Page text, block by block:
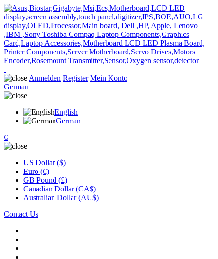
Anmelden Register Mein Konto
German
English
German
€
US Dollar ($)
Euro (€)
GB Pound (£)
Canadian Dollar (CA$)
Australian Dollar (AU$)
Contact Us